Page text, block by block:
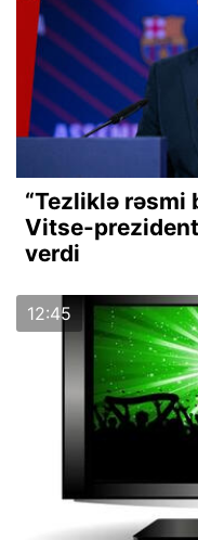
“Tezliklə rəsmi
Vitse-
verdi
12:45